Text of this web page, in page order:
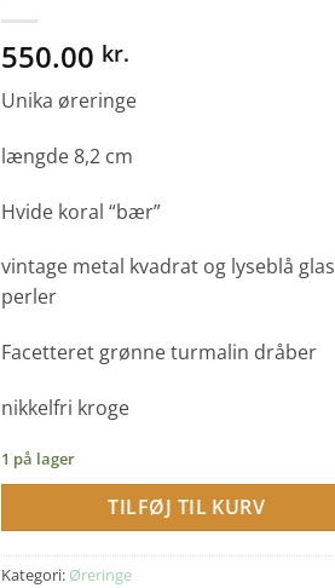
550.00 kr.
Unika øreringe
længde 8,2 cm
Hvide koral “bær”
vintage metal kvadrat og lyseblå glas
perler
Facetteret grønne turmalin dråber
nikkelfri kroge
1 på lager
TILFØJ TIL KURV
Kategori: Øreringe